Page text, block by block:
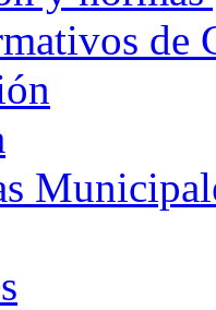
de